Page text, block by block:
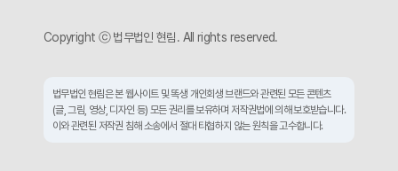
Copyright ⓒ 법무법인 현림. All rights reserved.
법무법인 현림은 본 웹사이트 및 똑생 개인회생 브랜드와 관련된 모든 콘텐츠
(글, 그림, 영상, 디자인 등) 모든 권리를 보유하며 저작권법에 의해 보호받습니다.
이와 관련된 저작권 침해 소송에서 절대 타협하지 않는 원칙을 고수합니다.